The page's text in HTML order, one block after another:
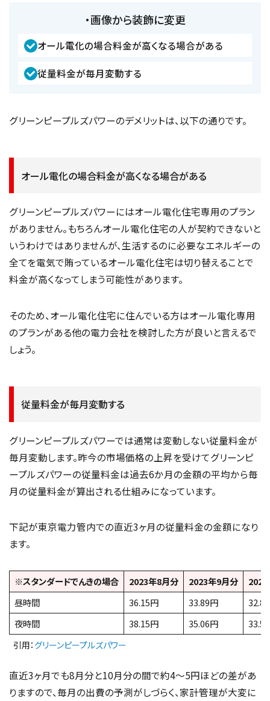
・画像から装飾に変更
オール電化の場合料金が高くなる場合がある
従量料金が毎月変動する
グリーンピープルズパワーのデメリットは、以下の通りです。
オール電化の場合料金が高くなる場合がある
グリーンピープルズパワーにはオール電化住宅専用のプラン
がありません。もちろんオール電化住宅の人が契約できないと
いうわけではありませんが、生活するのに必要なエネルギーの
全てを電気で賄っているオール電化住宅は切り替えることで
料金が高くなってしまう可能性があります。
そのため、オール電化住宅に住んでいる方はオール電化専用
のプランがある他の電力会社を検討した方が良いと言えるで
しょう。
従量料金が毎月変動する
グリーンピープルズパワーでは通常は変動しない従量料金が
毎月変動します。昨今の市場価格の上昇を受けてグリーンピ
ープルズパワーの従量料金は過去6か月の金額の平均から毎
月の従量料金が算出される仕組みになっています。
下記が東京電力管内での直近3ヶ月の従量料金の金額になり
ます。
※スタンダードでんきの場合 2023年8月分 2023年9月分
昼時間
36.15円 33.89円
夜時間
38.15円 35.06円
引用： グリーンピープルズパワー
直近3ヶ月でも8月分と10月分の間で約4～5円ほどの差があ
りますので、毎月の出費の予測がしづらく、家計管理が大変に